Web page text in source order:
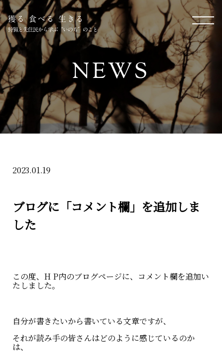
NEWS
2023.01.19
ブログに「コメント欄」を追加しま
した
この度、H P内のブログページに、コメント欄を追加い
たしました。
自分が書きたいから書いている文章ですが、
それが読み手の皆さんはどのように感じているのか
は、